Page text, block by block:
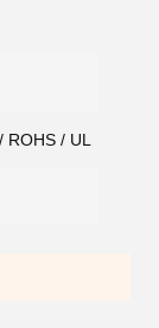
/ UL